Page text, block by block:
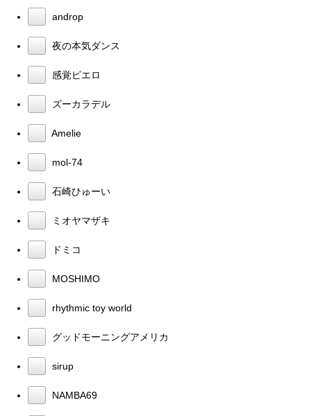
androp
夜の本気ダンス
感覚ピエロ
ズーカラデル
Amelie
mol-74
石崎ひゅーい
ミオヤマザキ
ドミコ
MOSHIMO
rhythmic toy world
グッドモーニングアメリカ
sirup
NAMBA69